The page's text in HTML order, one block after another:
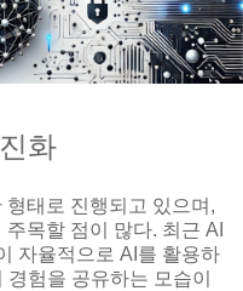
화
태로 진행되고 있으며,
목할 점이 많다. 최근 AI
자율적으로 AI를 활용하
험을 공유하는 모습이